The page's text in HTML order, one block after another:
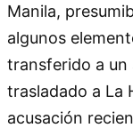
Manila,
algunos
transferido a un
trasladado a La
acusación